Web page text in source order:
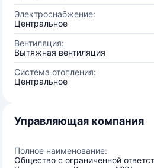
Электроснабжение:
Центральное
Вентиляция:
Вытяжная вентиляция
Система отопления:
Центральное
Управляющая компания
Полное наименование:
Общество с ограниченной